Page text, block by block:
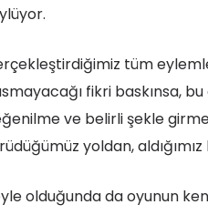
tüm
fikri baskınsa,
ve belirli şekle
yoldan,
olduğunda da oyunun